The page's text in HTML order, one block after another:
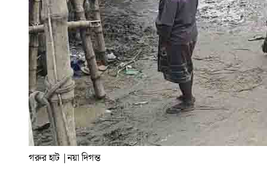
গরুর হাট |নয়া দিগন্ত